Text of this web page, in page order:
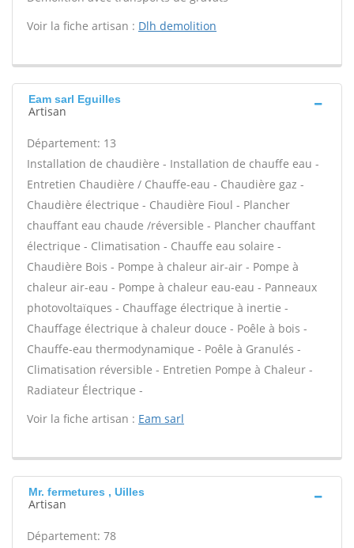
Voir la fiche artisan : Dlh demolition
Eam sarl Eguilles
Artisan
Département: 13
Installation de chaudière - Installation de chauffe eau -
Entretien Chaudière / Chauffe-eau - Chaudière gaz -
Chaudière électrique - Chaudière Fioul - Plancher
chauffant eau chaude /réversible - Plancher chauffant
électrique - Climatisation - Chauffe eau solaire -
Chaudière Bois - Pompe à chaleur air-air - Pompe à
chaleur air-eau - Pompe à chaleur eau-eau - Panneaux
photovoltaïques - Chauffage électrique à inertie -
Chauffage électrique à chaleur douce - Poêle à bois -
Chauffe-eau thermodynamique - Poêle à Granulés -
Climatisation réversible - Entretien Pompe à Chaleur -
Radiateur Électrique -
Voir la fiche artisan : Eam sarl
Mr. fermetures , Uilles
Artisan
Département: 78